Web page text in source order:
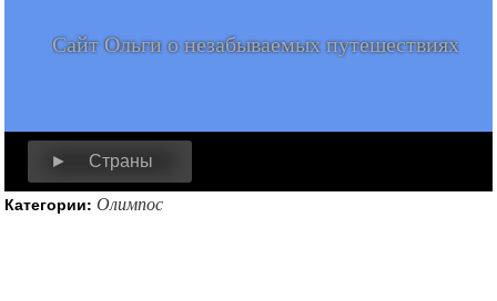
Сайт Ольги о незабываемых путешествиях
► Страны
Категории: Олимпос